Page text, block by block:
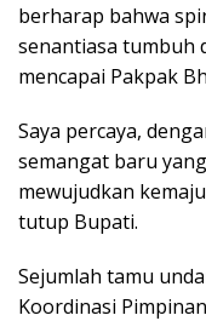
berharap bahwa
senantiasa tumbuh
mencapai Pakpak
Saya percaya,
semangat baru
mewujudkan
tutup Bupati.
Sejumlah tamu
Koordinasi